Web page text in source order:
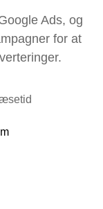
Ads, og
for at